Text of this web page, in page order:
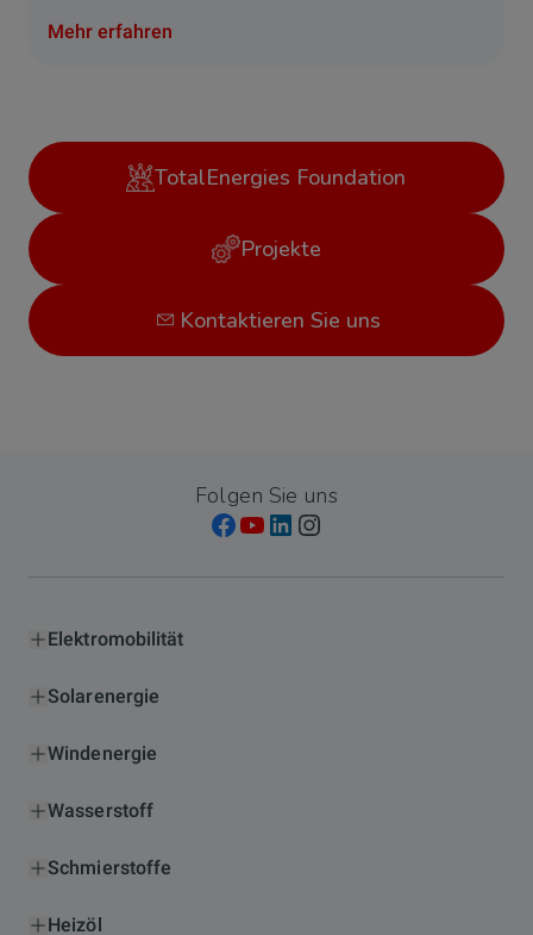
Mehr erfahren
TotalEnergies Foundation
Projekte
Kontaktieren Sie uns
Folgen Sie uns
Elektromobilität
Solarenergie
Windenergie
Wasserstoff
Schmierstoffe
Heizöl